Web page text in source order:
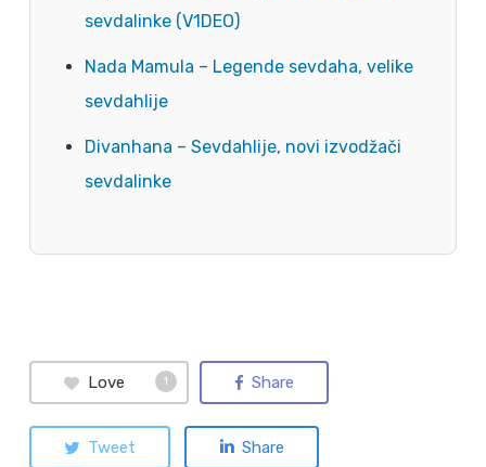
sevdalinke (V1DEO)
Nada Mamula – Legende sevdaha, velike
sevdahlije
Divanhana – Sevdahlije, novi izvodžači
sevdalinke
Love 1 Share
Tweet Share